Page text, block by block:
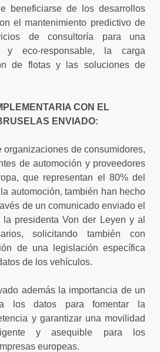
beneficiarse de los desarrollos
el mantenimiento predictivo de
de consultoría para una
y eco-responsable, la carga
de flotas y las soluciones de
CON EL
ENVIADO:
organizaciones de consumidores,
de automoción y proveedores
que representan el 80% del
automoción, también han hecho
de un comunicado enviado el
presidenta Von der Leyen y al
solicitando también con
de una legislación específica
de los vehículos.
además la importancia de un
los datos para fomentar la
y garantizar una movilidad
y asequible para los
europeas.